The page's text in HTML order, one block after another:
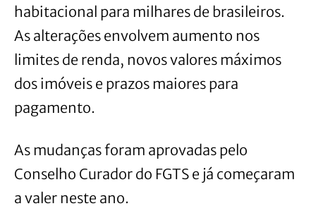
habitacional para milhares de brasileiros.
As alterações envolvem aumento nos
limites de renda, novos valores máximos
dos imóveis e prazos maiores para
pagamento.
As mudanças foram aprovadas pelo
Conselho Curador do FGTS e já começaram
a valer neste ano.